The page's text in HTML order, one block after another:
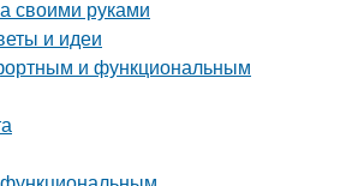
своими руками
и идеи
и функциональным